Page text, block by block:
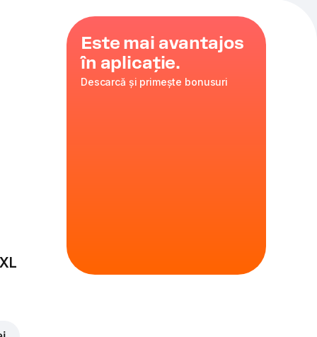
Este mai avantajos
în aplicație.
Descarcă și primește bonusuri